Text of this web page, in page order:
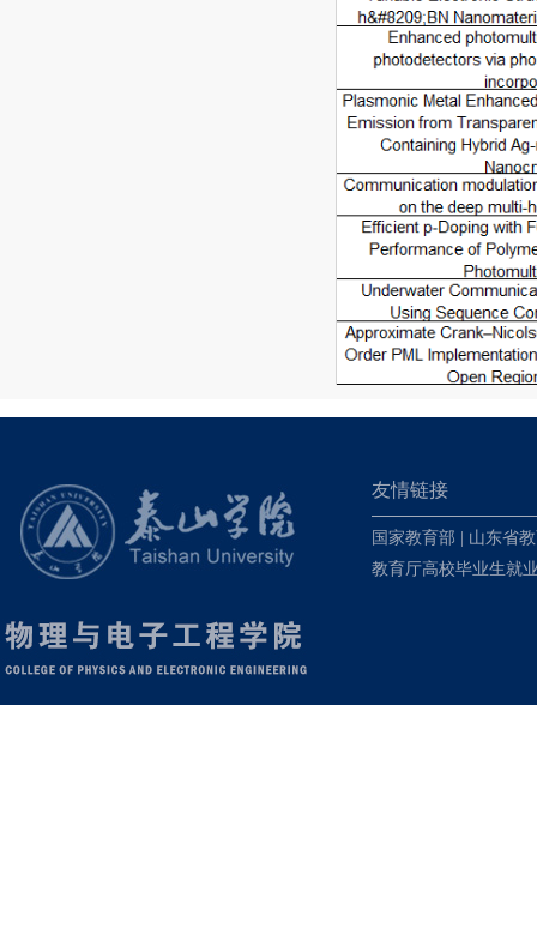
友情链接
国家教育部
山东省
教育厅高校毕业生就